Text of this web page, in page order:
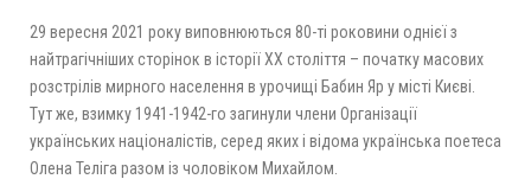
29 вересня 2021 року виповнюються 80-ті роковини однієї з
найтрагічніших сторінок в історії ХХ століття – початку масових
розстрілів мирного населення в урочищі Бабин Яр у місті Києві.
Тут же, взимку 1941-1942-го загинули члени Організації
українських націоналістів, серед яких і відома українська поетеса
Олена Теліга разом із чоловіком Михайлом.